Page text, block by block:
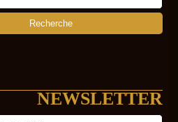
NEWSLETTER